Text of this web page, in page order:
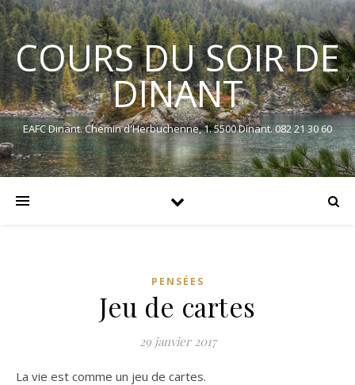
COURS DU SOIR DE
DINANT
EAFC Dinant. Chemin d'Herbuchenne, 1. 5500 Dinant. 082 21 30 60
PENSÉES
Jeu de cartes
29 janvier 2017
La vie est comme un jeu de cartes.